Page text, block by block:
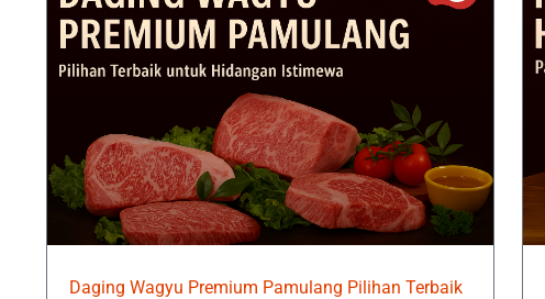
Daging Wagyu Premium Pamulang Pilihan Terbaik